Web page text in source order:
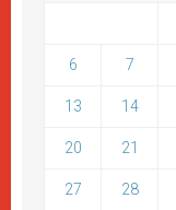
6 7
13 14
20 21
27 28